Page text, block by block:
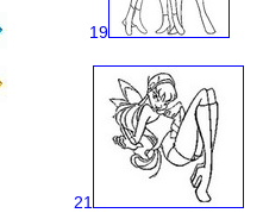
19
21